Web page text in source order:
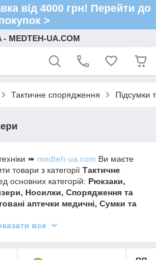
від 4000 грн! Перейти до
>
MEDTEH-UA.COM
Тактичне спорядження Підсумки
➠ medteh-ua.com Ви маєте
товари з категорії Тактичне
основних категорій: Рюкзаки,
Носилки, Спорядження та
аптечки медичні, Сумки та
✔ Доступні ціни ✔ Широкий
✔ Оплата при отриманні ✔
все